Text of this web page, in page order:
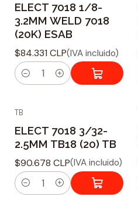
t
i
d
a
d
ELECT 7018 1/8-
3.2MM WELD 7018
(20K) ESAB
$84.331 CLP(IVA incluido)
C
n
t
i
d
a
d
TB
ELECT 7018 3/32-
2.5MM TB18 (20) TB
$90.678 CLP(IVA incluido)
C